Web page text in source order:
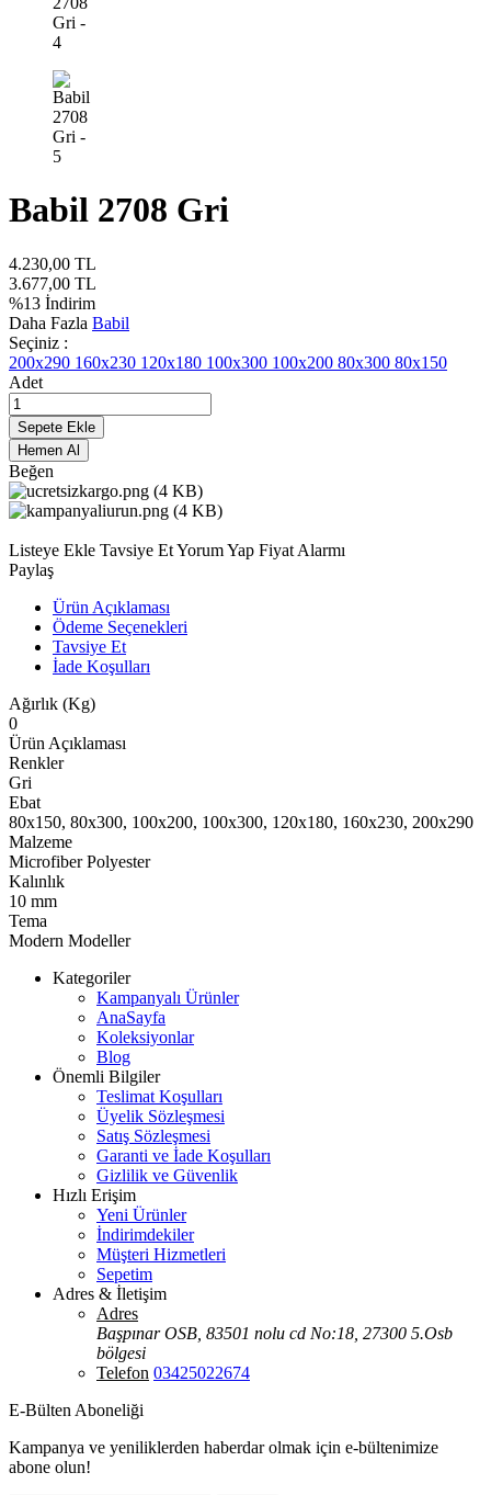
Babil 2708 Gri
4.230,00 TL
3.677,00 TL
%13 İndirim
Daha Fazla Babil
Seçiniz :
200x290 160x230 120x180 100x300 100x200 80x300 80x150
Adet
Sepete Ekle
Hemen Al
Beğen
Listeye Ekle Tavsiye EtYorum Yap Fiyat Alarmı
Paylaş
Ürün Açıklaması
Ödeme Seçenekleri
Tavsiye Et
İade Koşulları
Ağırlık (Kg)
0
Ürün Açıklaması
Renkler
Gri
Ebat
80x150, 80x300, 100x200, 100x300, 120x180, 160x230, 200x290
Malzeme
Microfiber Polyester
Kalınlık
10 mm
Tema
Modern Modeller
Kategoriler
Kampanyalı Ürünler
AnaSayfa
Koleksiyonlar
Blog
Önemli Bilgiler
Teslimat Koşulları
Üyelik Sözleşmesi
Satış Sözleşmesi
Garanti ve İade Koşulları
Gizlilik ve Güvenlik
Hızlı Erişim
Yeni Ürünler
İndirimdekiler
Müşteri Hizmetleri
Sepetim
Adres & İletişim
Adres
Başpınar OSB, 83501 nolu cd No:18, 27300 5.Osb
bölgesi
Telefon 03425022674
E-Bülten Aboneliği
Kampanya ve yeniliklerden haberdar olmak için e-bültenimize
abone olun!